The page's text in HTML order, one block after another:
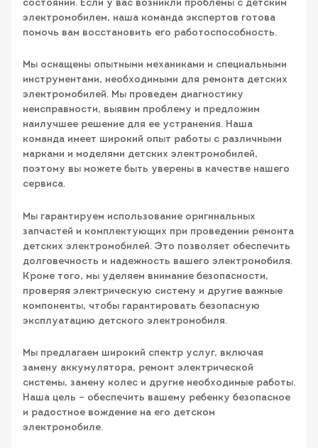
состоянии. Если у вас возникли проблемы с детским
электромобилем, наша команда экспертов готова
помочь вам восстановить его работоспособность.
Мы оснащены опытными механиками и специальными
инструментами, необходимыми для ремонта детских
электромобилей. Мы проведем диагностику
неисправности, выявим проблему и предложим
наилучшее решение для ее устранения. Наша
команда имеет широкий опыт работы с различными
марками и моделями детских электромобилей,
поэтому вы можете быть уверены в качестве нашего
сервиса.
Мы гарантируем использование оригинальных
запчастей и комплектующих при проведении ремонта
детских электромобилей. Это позволяет обеспечить
долговечность и надежность вашего электромобиля.
Кроме того, мы уделяем внимание безопасности,
проверяя электрическую систему и другие важные
компоненты, чтобы гарантировать безопасную
эксплуатацию детского электромобиля.
Мы предлагаем широкий спектр услуг, включая
замену аккумулятора, ремонт электрической
системы, замену колес и другие необходимые работы.
Наша цель – обеспечить вашему ребенку безопасное
и радостное вождение на его детском
электромобиле.